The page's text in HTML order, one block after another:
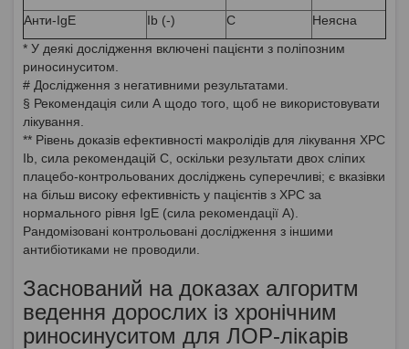
Анти-IgE
Ib (-) C
Неясна
* У деякі дослідження включені пацієнти з поліпозним
риносинуситом.
# Дослідження з негативними результатами.
§ Рекомендація сили А щодо того, щоб не використовувати
лікування.
** Рівень доказів ефективності макролідів для лікування ХРС
Ib, сила рекомендацій С, оскільки результати двох сліпих
плацебо-контрольованих досліджень суперечливі; є вказівки
на більш високу ефективність у пацієнтів з ХРС за
нормального рівня IgE (сила рекомендації А).
Рандомізовані контрольовані дослідження з іншими
антибіотиками не проводили.
Заснований на доказах алгоритм
ведення дорослих із хронічним
риносинуситом для ЛОР-лікарів